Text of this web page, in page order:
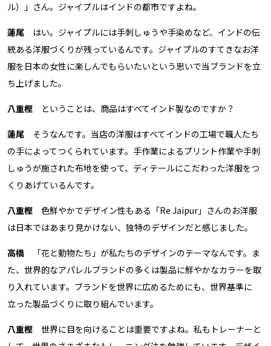
ル）」さん。ジャイプルはインドの都市ですよね。
蓮尾 はい。ジャイプルには手刺しゅうや手染めなど、インドの伝
統ある洋服づくりが残っているんです。ジャイプルのすてきなお洋
服を日本の女性に楽しんでもらいたいという思いで当ブランドを立
ち上げました。
八重樫 ということは、商品はすべてインド製なのですか？
蓮尾 そうなんです。当店の洋服はすべてインドの工場で職人たち
の手によってつくられています。手作業によるプリント作業や手刺
しゅうが施された布地を使って、ディテールにこだわった洋服をつ
くりあげているんです。
八重樫 色鮮やかでデザイン性もある「Re Jaipur」さんのお洋服
は日本ではあまり見かけない、独特のデザインだと感じました。
高橋 「花と動物たち」が私たちのデザインのテーマなんです。ま
た、世界的なアパレルブランドの多くは製品に鮮やかなカラーを取
り入れています。ブランドを世界に広めるためにも、世界基準に
立った製品づくりに取り組んでいます。
八重樫 世界に目を向けることは重要ですよね。私もトレーナーと